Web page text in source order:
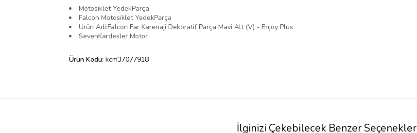
Motosiklet YedekParça
Falcon Motosiklet YedekParça
Ürün Adi:Falcon Far Karenaji Dekoratif Parça Mavi Alt (V) - Enjoy Plus
SevenKardesler Motor
Ürün Kodu: kcm37077918
İlginizi Çekebilecek Benzer Seçenekler